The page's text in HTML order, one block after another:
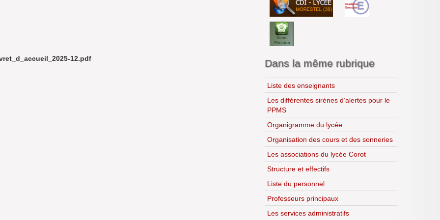
12.pdf
S.N.T.
S.V.T
Lycéens au cinéma
CDI
Année 2024-2025
Année 2025-2026
Dans la même rubrique
Liste des enseignants
Les différentes sirènes d’alertes pour le
PPMS
Organigramme du lycée
Organisation des cours et des sonneries
Les associations du lycée Corot
Structure et effectifs
Liste du personnel
Professeurs principaux
Les services administratifs